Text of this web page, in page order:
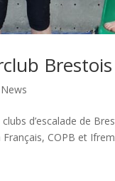
Brestois
News
d’escalade de
Français, COPB et